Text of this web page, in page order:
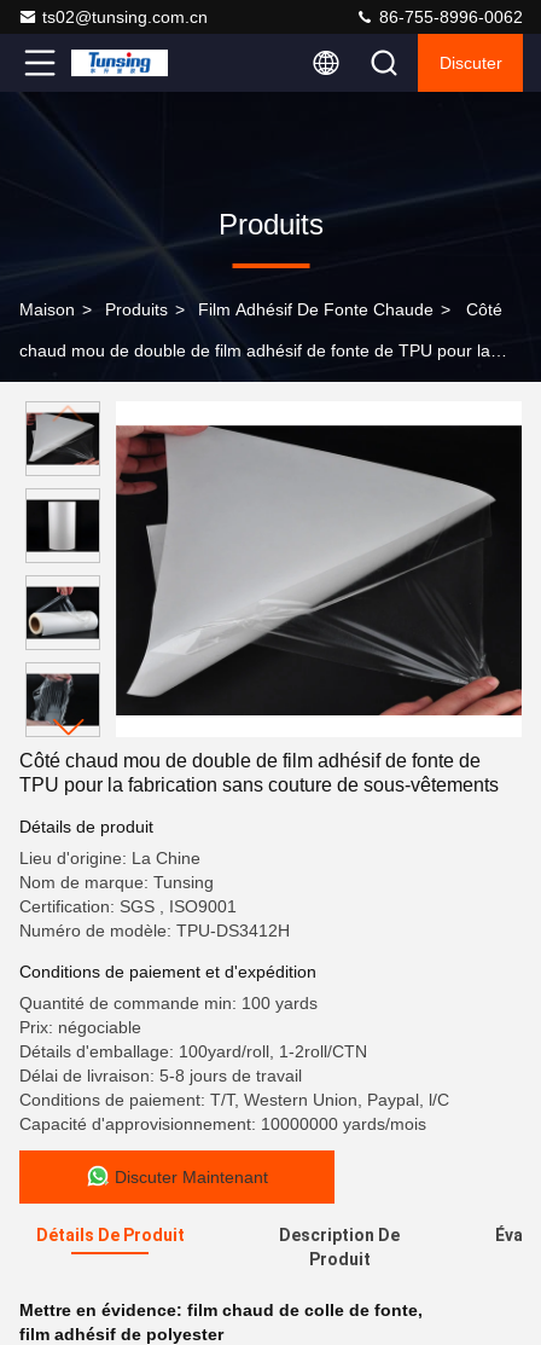
ts02@tunsing.com.cn 86-755-8996-0062
Discuter
Produits
Maison > Produits > Film Adhésif De Fonte Chaude > Côté
chaud mou de double de film adhésif de fonte de TPU pour la
Côté chaud mou de double de film adhésif de fonte de
TPU pour la fabrication sans couture de sous-vêtements
Détails de produit
Lieu d'origine: La Chine
Nom de marque: Tunsing
Certification: SGS , ISO9001
Numéro de modèle: TPU-DS3412H
Conditions de paiement et d'expédition
Quantité de commande min: 100 yards
Prix: négociable
Détails d'emballage: 100yard/roll, 1-2roll/CTN
Délai de livraison: 5-8 jours de travail
Conditions de paiement: T/T, Western Union, Paypal, l/C
Capacité d'approvisionnement: 10000000 yards/mois
Discuter Maintenant
Détails De Produit
Description De
Produit
Mettre en évidence: film chaud de colle de fonte,
film adhésif de polyester